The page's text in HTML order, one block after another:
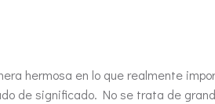
hermosa en lo que realmente
de significado. No se trata de